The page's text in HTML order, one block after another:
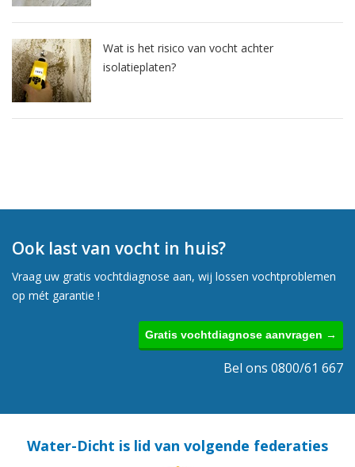
Wat is het risico van vocht achter
isolatieplaten?
Ook last van vocht in huis?
Vraag uw gratis vochtdiagnose aan, wij lossen vochtproblemen
op mét garantie !
Gratis vochtdiagnose aanvragen →
Bel ons 0800/61 667
Water-Dicht is lid van volgende federaties